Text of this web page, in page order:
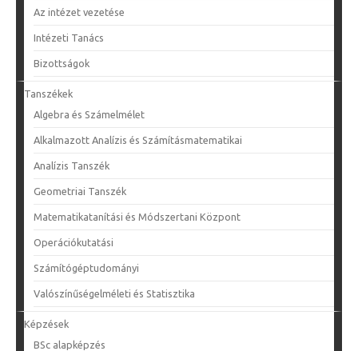
Az intézet vezetése
Intézeti Tanács
Bizottságok
Tanszékek
Algebra és Számelmélet
Alkalmazott Analízis és Számításmatematikai
Analízis Tanszék
Geometriai Tanszék
Matematikatanítási és Módszertani Központ
Operációkutatási
Számítógéptudományi
Valószínűségelméleti és Statisztika
Képzések
BSc alapképzés